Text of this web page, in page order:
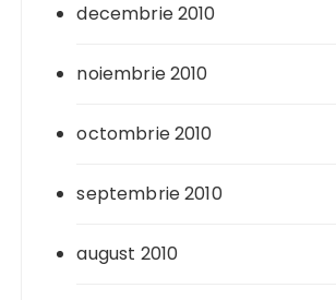
decembrie 2010
noiembrie 2010
octombrie 2010
septembrie 2010
august 2010